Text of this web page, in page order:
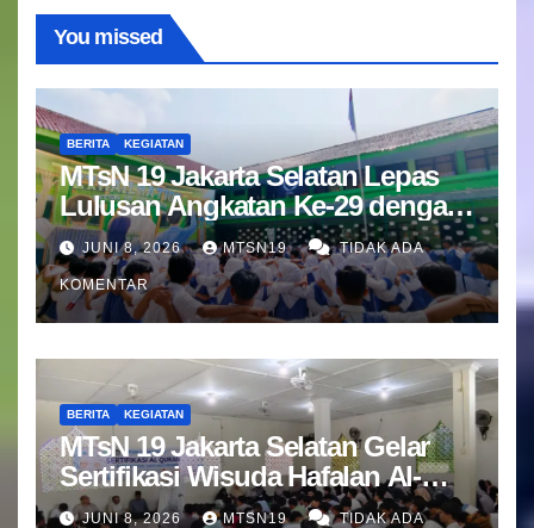
You missed
BERITA KEGIATAN
MTsN 19 Jakarta Selatan Lepas
Lulusan Angkatan Ke-29 dengan
Doa dan Harapan Terbaik
JUNI 8, 2026 MTSN19 TIDAK ADA
KOMENTAR
BERITA KEGIATAN
MTsN 19 Jakarta Selatan Gelar
Sertifikasi Wisuda Hafalan Al-
Qur’an
JUNI 8, 2026 MTSN19 TIDAK ADA